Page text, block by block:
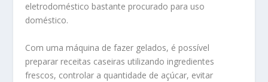
eletrodoméstico bastante procurado para uso
doméstico.
Com uma máquina de fazer gelados, é possível
preparar receitas caseiras utilizando ingredientes
frescos, controlar a quantidade de açúcar, evitar